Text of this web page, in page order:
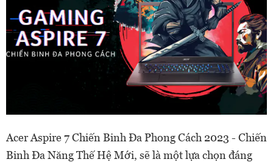
Acer Aspire 7 Chiến Binh Đa Phong Cách 2023 - Chiến
Binh Đa Năng Thế Hệ Mới, sẽ là một lựa chọn đáng